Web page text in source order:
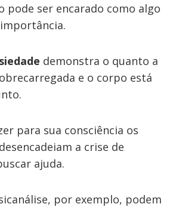
pode ser encarado como algo
demonstra o quanto a
e o corpo está
para sua consciência os
a crise de
ajuda.
por exemplo, podem